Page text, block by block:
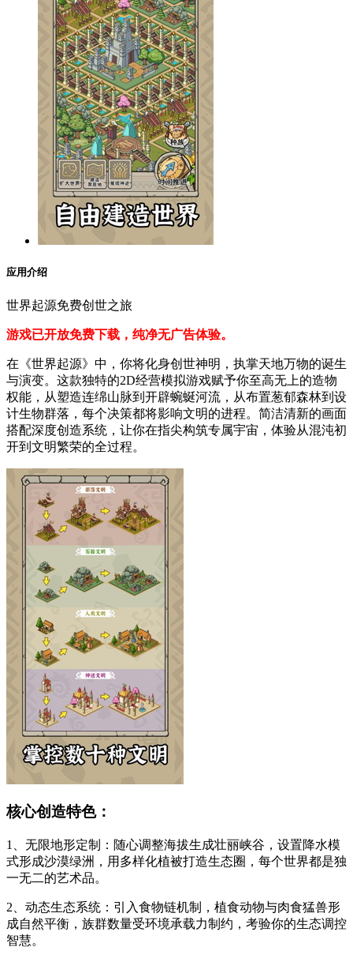
应用介绍
世界起源免费创世之旅
游戏已开放免费下载，纯净无广告体验。
在《世界起源》中，你将化身创世神明，执掌天地万物的诞生
与演变。这款独特的2D经营模拟游戏赋予你至高无上的造物
权能，从塑造连绵山脉到开辟蜿蜒河流，从布置葱郁森林到设
计生物群落，每个决策都将影响文明的进程。简洁清新的画面
搭配深度创造系统，让你在指尖构筑专属宇宙，体验从混沌初
开到文明繁荣的全过程。
核心创造特色：
1、无限地形定制：随心调整海拔生成壮丽峡谷，设置降水模
式形成沙漠绿洲，用多样化植被打造生态圈，每个世界都是独
一无二的艺术品。
2、动态生态系统：引入食物链机制，植食动物与肉食猛兽形
成自然平衡，族群数量受环境承载力制约，考验你的生态调控
智慧。